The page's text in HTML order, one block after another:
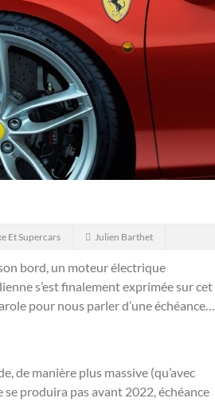
Et Supercars Julien Barthet
bord, un moteur électrique
s’est finalement exprimée sur cet
pour nous parler d’une échéance…
de manière plus massive (qu’avec
se produira pas avant 2022, échéance